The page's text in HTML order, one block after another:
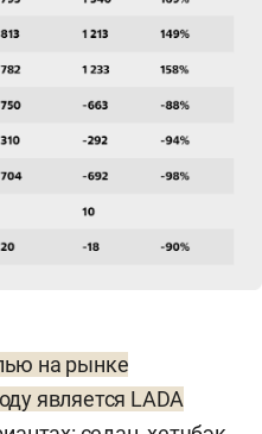
на рынке
является LADA